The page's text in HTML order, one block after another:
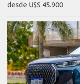
desde U$S 45.900